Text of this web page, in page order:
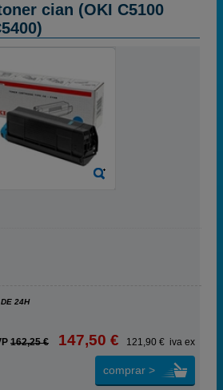
cian (OKI C5100
24H
162,25 € 147,50 € 121,90 € iva ex
comprar >